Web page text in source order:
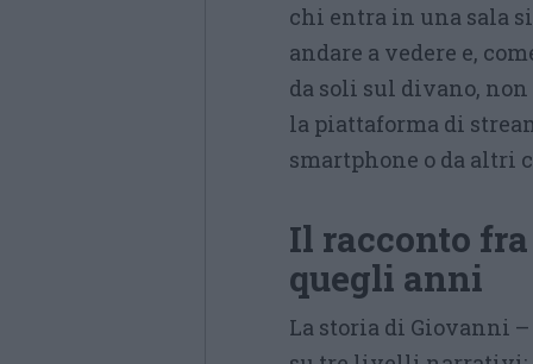
chi entra in una sala
andare a vedere e,
da soli sul divano,
la piattaforma di
smartphone o da altri
Il racconto
quegli anni
La storia di Giovanni